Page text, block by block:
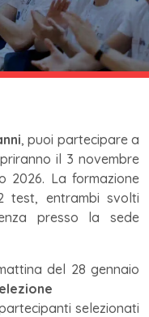
, puoi partecipare a
il 3 novembre
2026. La formazione
test, entrambi svolti
presso la sede
del 28 gennaio
selezionati